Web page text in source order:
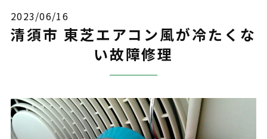
2023/06/16
清須市 東芝エアコン風が冷たくな
い故障修理